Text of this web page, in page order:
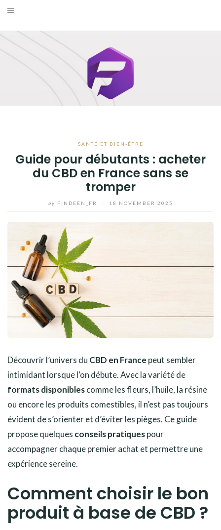
Skip
content
SANTÉ ET BIEN-ÊTRE
Guide pour débutants : acheter
du CBD en France sans se
tromper
by FINDEEN_FR 18 NOVEMBER 2025
Découvrir l’univers du CBD en France peut sembler
intimidant lorsque l’on débute. Avec la variété de
formats disponiblescomme les fleurs, l’huile, la résine
ou encore les produits comestibles, il n’est pas toujours
évident de s’orienter et d’éviter les pièges. Ce guide
propose quelques conseils pratiquespour
accompagner chaque premier achat et permettre une
expérience sereine.
Comment choisir le bon
produit à base de CBD ?